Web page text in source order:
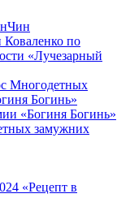
по
«Лучезарный
Многодетных
Богинь»
«Богиня Богинь»
замужних
«Рецепт в